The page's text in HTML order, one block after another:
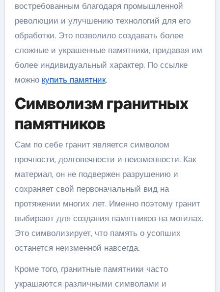
востребованным благодаря промышленной
революции и улучшению технологий для его
обработки. Это позволило создавать более
сложные и украшенные памятники, придавая им
более индивидуальный характер. По ссылке
можно купить памятник.
Символизм гранитных
памятников
Сам по себе гранит является символом
прочности, долговечности и неизменности. Как
материал, он не подвержен разрушению и
сохраняет свой первоначальный вид на
протяжении многих лет. Именно поэтому гранит
выбирают для создания памятников на могилах.
Это символизирует, что память о усопших
останется неизменной навсегда.
Кроме того, гранитные памятники часто
украшаются различными символами и